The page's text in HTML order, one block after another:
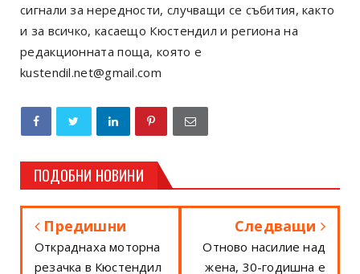
сигнали за нередности, случващи се събития, както
и за всичко, касаещо Кюстендил и региона на
редакционната поща, която е
kustendil.net@gmail.com
ПОДОБНИ НОВИНИ
Предишни
Откраднаха моторна
резачка в Кюстендил
Следващи
Отново насилие над
жена, 30-годишна е